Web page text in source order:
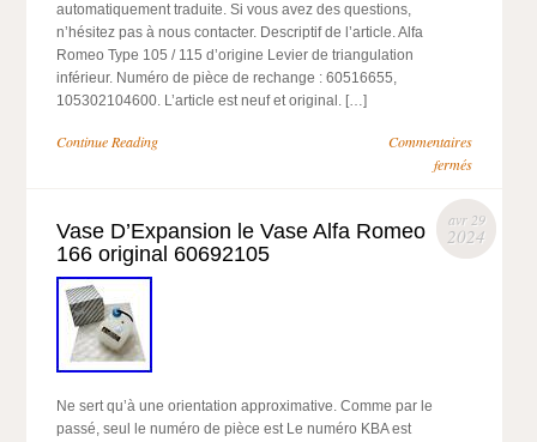
automatiquement traduite. Si vous avez des questions,
n’hésitez pas à nous contacter. Descriptif de l’article. Alfa
Romeo Type 105 / 115 d’origine Levier de triangulation
inférieur. Numéro de pièce de rechange : 60516655,
105302104600. L’article est neuf et original. […]
Continue Reading
Commentaires
fermés
avr 29
2024
Vase D’Expansion le Vase Alfa Romeo
166 original 60692105
Ne sert qu’à une orientation approximative. Comme par le
passé, seul le numéro de pièce est Le numéro KBA est